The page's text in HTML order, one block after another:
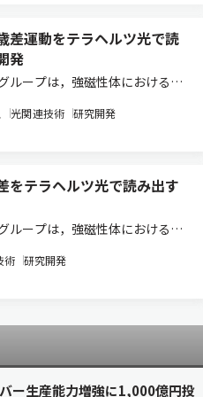
差運動をテラヘルツ光で読
発
ループは，強磁性体におけるス
回転として直接読み出すことに
スリリース）。 近年，情報処理
光関連技術 研究開発
をテラヘルツ光で読み出す
ループは，強磁性体におけるス
回転として直接読み出すことに
スリリース）。 従来，磁化の超
術 研究開発
ー生産能力増強に1,000億円投